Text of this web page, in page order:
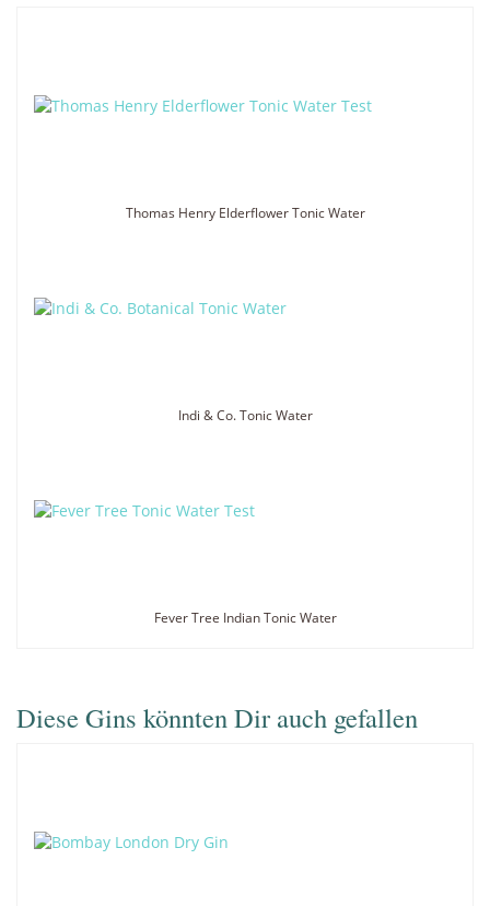
Thomas Henry Elderflower Tonic Water
Indi & Co. Tonic Water
Fever Tree Indian Tonic Water
Diese Gins könnten Dir auch gefallen